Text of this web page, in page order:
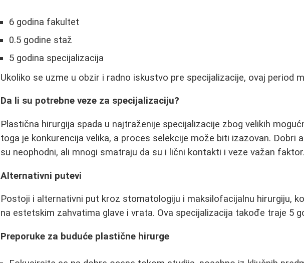
6 godina fakultet
0.5 godine staž
5 godina specijalizacija
Ukoliko se uzme u obzir i radno iskustvo pre specijalizacije, ovaj period
Da li su potrebne veze za specijalizaciju?
Plastična hirurgija spada u najtraženije specijalizacije zbog velikih
toga je konkurencija velika, a proces selekcije može biti izazovan. Dobri
su neophodni, ali mnogi smatraju da su i lični kontakti i veze važan faktor.
Alternativni putevi
Postoji i alternativni put kroz stomatologiju i maksilofacijalnu hirurgiju,
na estetskim zahvatima glave i vrata. Ova specijalizacija takođe traje 5
Preporuke za buduće plastične hirurge